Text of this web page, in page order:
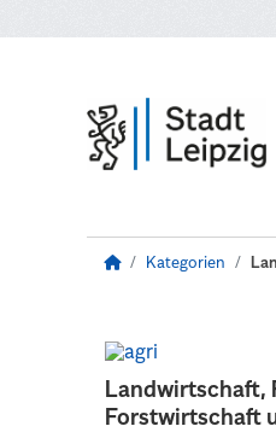
Kategorien
Landwirtschaft,
Forstwirtschaft